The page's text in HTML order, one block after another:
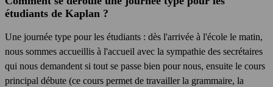
étudiants de Kaplan ?
Une journée type pour les étudiants : dès l'arrivée à l'école le matin,
nous sommes accueillis à l'accueil avec la sympathie des secrétaires
qui nous demandent si tout se passe bien pour nous, ensuite le cours
principal débute (ce cours permet de travailler la grammaire, la